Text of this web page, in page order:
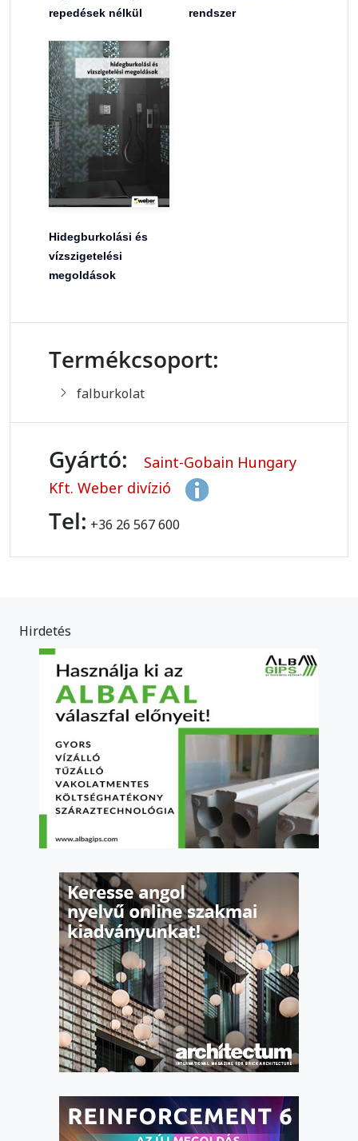
repedések nélkül
rendszer
Hidegburkolási és
vízszigetelési
megoldások
Termékcsoport:
falburkolat
Gyártó:
Saint-Gobain Hungary
Kft. Weber divízió
Tel: +36 26 567 600
Hirdetés